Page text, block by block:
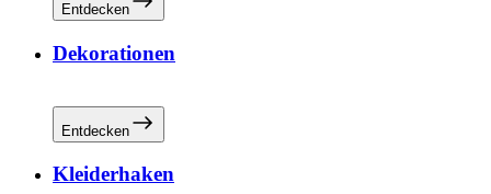
Entdecken
Dekorationen
Entdecken
Kleiderhaken